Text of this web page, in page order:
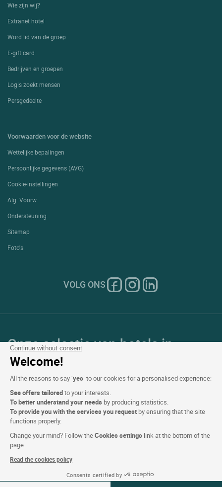
Continue without consent
Welcome!
All the reasons to say ‘yes’ to our cookies for a personalised experience:
See offers tailoredto your interests.
To better understand your needs by producing statistics.
To provide you with the services you request by ensuring that the site
functions properly.
Change your mind? Follow theCookies settings link at the bottom of the
page.
Read the cookies policy
Consents certified by
Zie beschikbaarheid
Wie zijn wij?
Extranet hotel
Word lid van de groep
E-gift card
Bedrijven en groepen
Logis zoekt mensen
Persgedeelte
Voorwaarden voor de website
Wettelijke bepalingen
Persoonlijke gegevens (AVG)
Cookie-instellingen
Alg. Voorw.
Ondersteuning
Sitemap
Foto's
VOLG ONS
Onze selectie van hotels in
Frankrijk en Europa
Top Landen
Topregio's
Top Steden
Top Hotels